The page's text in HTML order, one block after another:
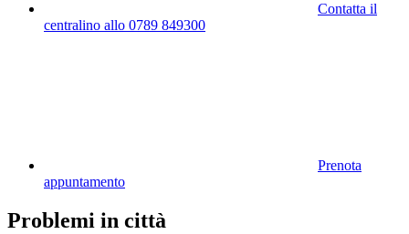
Contatta il
centralino allo 0789 849300
Prenota
appuntamento
Problemi in città